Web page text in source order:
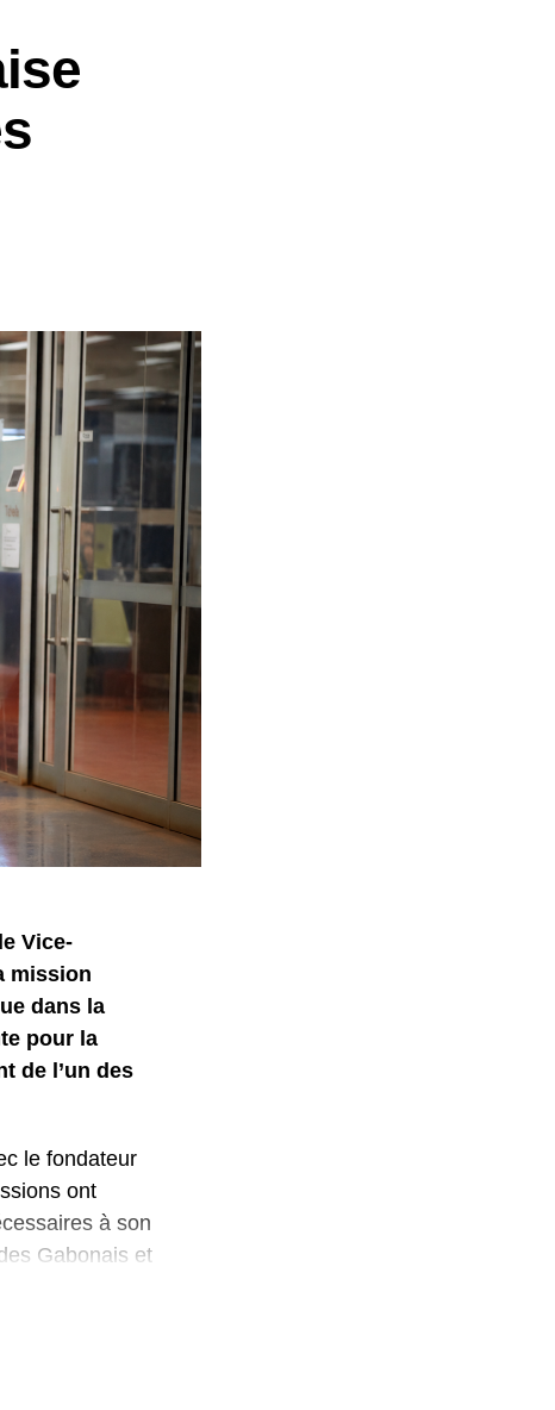
Vice-
mission
dans la
pour la
de l’un des
le fondateur
ont
à son
Gabonais et
intégrée,
à son